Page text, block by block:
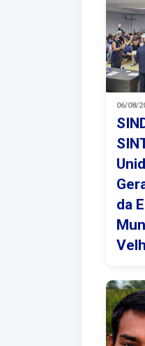
06/08/
da